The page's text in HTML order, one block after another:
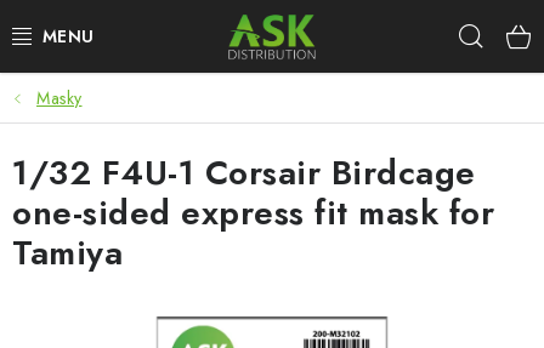
na
WARHAMMER
ASK PRODUKTY
NOVINKY
Masky
1/32 F4U-1 Corsair Birdcage
one-sided express fit mask for
Tamiya